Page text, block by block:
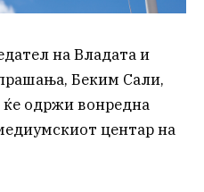
на Владата и
Беким Сали,
ќе одржи вонредна
центар на